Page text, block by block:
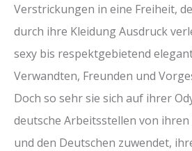
Verstrickungen in eine Freiheit,
durch ihre Kleidung Ausdruck
sexy bis respektgebietend
Verwandten, Freunden und
Doch so sehr sie sich auf ihrer
deutsche Arbeitsstellen von
und den Deutschen zuwendet,